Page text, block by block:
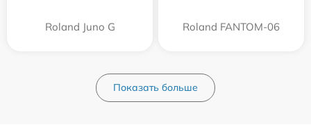
Roland Juno G Roland FANTOM-06
Показать больше